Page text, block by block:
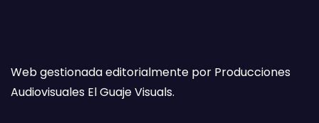
Web gestionada editorialmente por Producciones
Audiovisuales El Guaje Visuals.